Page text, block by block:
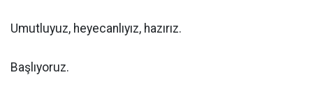
Umutluyuz, heyecanlıyız, hazırız.
Başlıyoruz.